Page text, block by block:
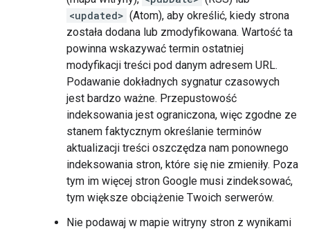
<updated> (Atom), aby określić, kiedy strona
została dodana lub zmodyfikowana. Wartość ta
powinna wskazywać termin ostatniej
modyfikacji treści pod danym adresem URL.
Podawanie dokładnych sygnatur czasowych
jest bardzo ważne. Przepustowość
indeksowania jest ograniczona, więc zgodne ze
stanem faktycznym określanie terminów
aktualizacji treści oszczędza nam ponownego
indeksowania stron, które się nie zmieniły. Poza
tym im więcej stron Google musi zindeksować,
tym większe obciążenie Twoich serwerów.
Nie podawaj w mapie witryny stron z wynikami